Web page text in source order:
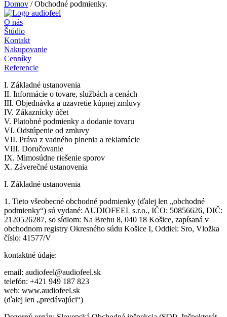
Domov / Obchodné podmienky.
O nás
Štúdio
Kontakt
Nakupovanie
Cenníky
Referencie
I. Základné ustanovenia
II. Informácie o tovare, službách a cenách
III. Objednávka a uzavretie kúpnej zmluvy
IV. Zákaznícky účet
V. Platobné podmienky a dodanie tovaru
VI. Odstúpenie od zmluvy
VII. Práva z vadného plnenia a reklamácie
VIII. Doručovanie
IX. Mimosúdne riešenie sporov
X. Záverečné ustanovenia
I. Základné ustanovenia
1. Tieto všeobecné obchodné podmienky (ďalej len „obchodné
podmienky“) sú vydané: AUDIOFEEL s.r.o., IČO: 50856626, DIČ:
2120526287, so sídlom: Na Brehu 8, 040 18 Košice, zapísaná v
obchodnom registry Okresného súdu Košice I, Oddiel: Sro, Vložka
číslo: 41577/V
kontaktné údaje:
email: audiofeel@audiofeel.sk
telefón: +421 949 187 823
web: www.audiofeel.sk
(ďalej len „predávajúci“)